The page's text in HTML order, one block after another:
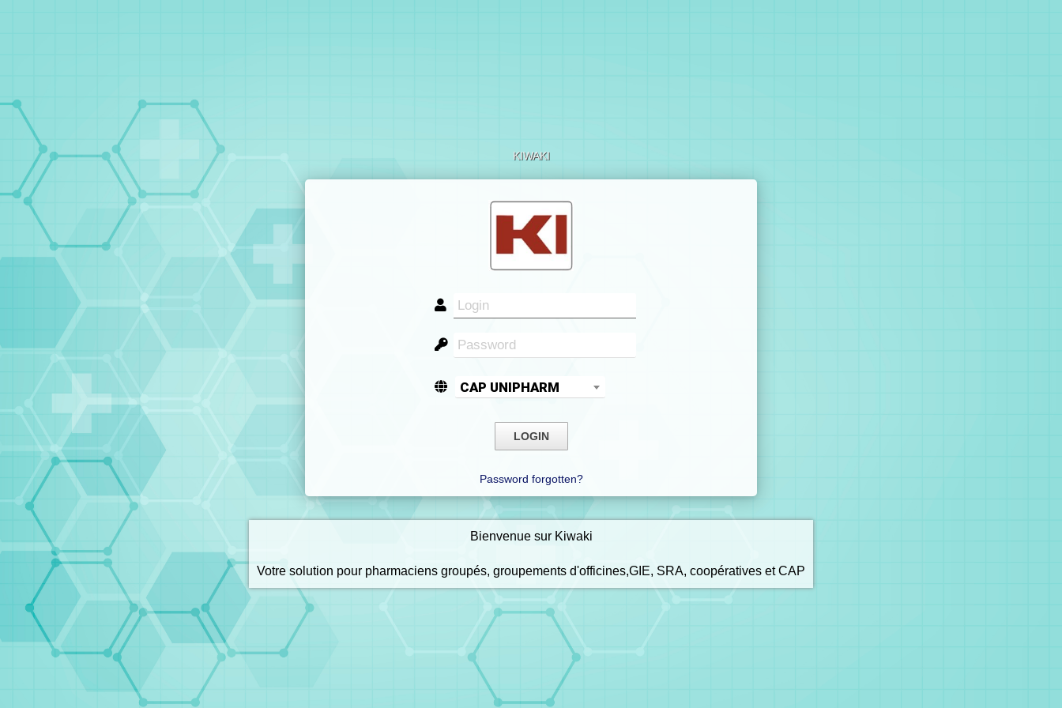
KIWAKI
CAP UNIPHARM
Password forgotten?
Bienvenue sur Kiwaki
Votre solution pour pharmaciens groupés, groupements d'officines,GIE, SRA, coopératives et CAP